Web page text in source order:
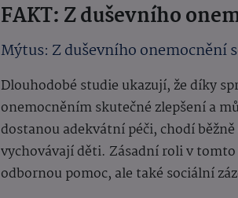
FAKT: Z duševního
Mýtus: Z duševního onemocnění
Dlouhodobé studie ukazují, že díky
onemocněním skutečné zlepšení a
dostanou adekvátní péči, chodí
vychovávají děti. Zásadní roli v
odbornou pomoc, ale také sociální